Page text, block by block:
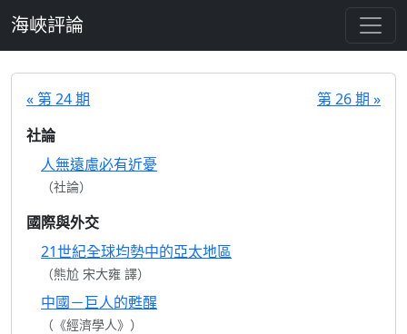
海峽評論
« 第 24 期
第 26 期 »
社論
人無遠慮必有近憂
（社論）
國際與外交
21世紀全球均勢中的亞太地區
（熊尬 宋大雍 譯）
中國－巨人的甦醒
（《經濟學人》）